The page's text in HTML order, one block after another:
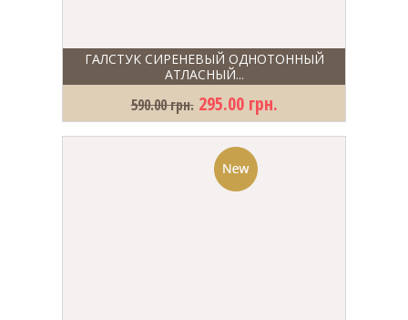
ГАЛСТУК СИРЕНЕВЫЙ ОДНОТОННЫЙ
АТЛАСНЫЙ...
590.00 грн. 295.00 грн.